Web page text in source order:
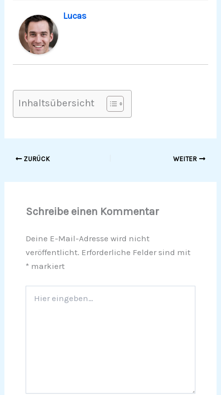
Lucas
Inhaltsübersicht
ZURÜCK WEITER
Schreibe einen Kommentar
Deine E-Mail-Adresse wird nicht
veröffentlicht. Erforderliche Felder sind mit
* markiert
eingeben…